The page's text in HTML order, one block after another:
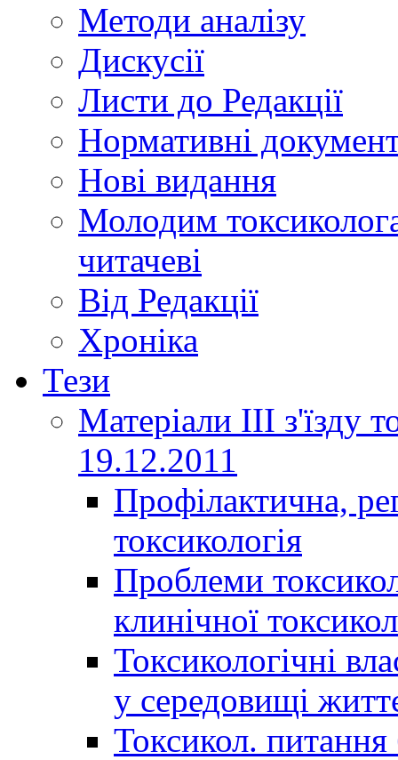
Методи аналізу
Дискусії
Листи до Редакції
Нормативні
Нові видання
Молодим
читачеві
Від Редакції
Хроніка
Тези
Матеріали ІІІ з'їзду
19.12.2011
Профілактична,
токсикологія
Проблеми
клинічної
Токсикологічні
у середовищі
Токсикол. питання